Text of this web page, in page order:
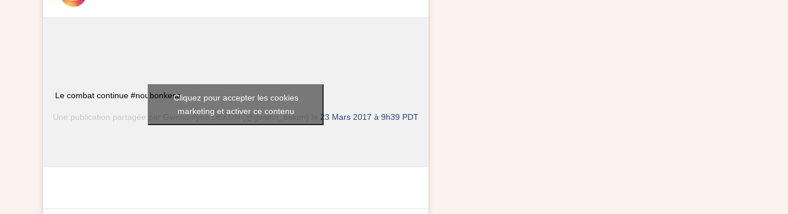
Le combat continue #noubonkesa
Une publication partagée par Gwendolyne DEKON (@gwenn_dekon) le 23 Mars 2017 à 9h39 PDT
Cliquez pour accepter les cookies
marketing et activer ce contenu